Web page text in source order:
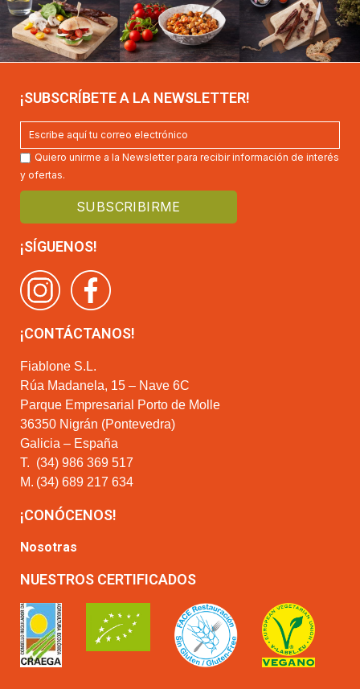
¡SUBSCRÍBETE A LA NEWSLETTER!
Quiero unirme a la Newsletter para recibir información de interés
y ofertas.
¡SÍGUENOS!
¡CONTÁCTANOS!
Fiablone S.L.
Rúa Madanela, 15 – Nave 6C
Parque Empresarial Porto de Molle
36350 Nigrán (Pontevedra)
Galicia – España
T. (34) 986 369 517
M. (34) 689 217 634
¡CONÓCENOS!
Nosotras
NUESTROS CERTIFICADOS